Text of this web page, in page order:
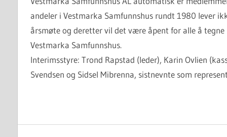
andeler i Vestmarka Samfunnshus rundt 1980 lever
årsmøte og deretter vil det være åpent for alle å
Vestmarka Samfunnshus.
Interimsstyre: Trond Rapstad (leder), Karin Ovlien
Svendsen og Sidsel Mibrenna, sistnevnte som